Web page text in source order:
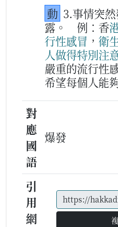
動 3.事情突
露。
例：香
行性感冒 ， 衛
人做得特別注
嚴重的流行性
希望每個人能
對
應
國
語
爆發
引
用
網